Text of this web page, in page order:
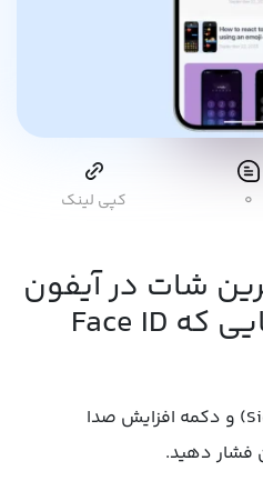
۰ کپی لینک
شات در آیفون
۱۴ و سایر مدل‌هایی که Face ID
دکمه کناری (Side button) و دکمه افزایش صدا